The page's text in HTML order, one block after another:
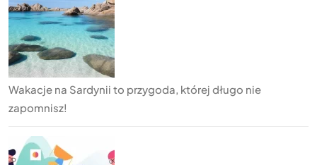
Wakacje na Sardynii to przygoda, której długo nie
zapomnisz!